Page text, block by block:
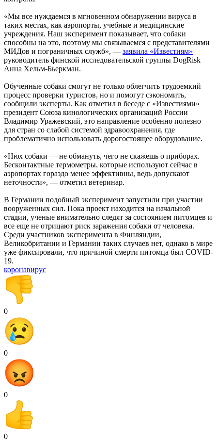
«Мы все нуждаемся в мгновенном обнаружении вируса в
таких местах, как аэропорты, учебные и медицинские
учреждения. Наш эксперимент показывает, что собаки
способны на это, поэтому мы связываемся с представителями
МИДов и пограничных служб», — заявила «Известиям»
руководитель финской исследовательской группы DogRisk
Анна Хельм-Бьеркман.
Обученные собаки смогут не только облегчить трудоемкий
процесс проверки туристов, но и помогут сэкономить,
сообщили эксперты. Как отметил в беседе с «Известиями»
президент Союза кинологических организаций России
Владимир Уражевский, это направление особенно полезно
для стран со слабой системой здравоохранения, где
проблематично использовать дорогостоящее оборудование.
«Нюх собаки — не обмануть, чего не скажешь о приборах.
Бесконтактные термометры, которые используют сейчас в
аэропортах гораздо менее эффективны, ведь допускают
неточности», — отметил ветеринар.
В Германии подобный эксперимент запустили при участии
вооруженных сил. Пока проект находится на начальной
стадии, ученые внимательно следят за состоянием питомцев и
все еще не отрицают риск заражения собаки от человека.
Среди участников эксперимента в Финляндии,
Великобритании и Германии таких случаев нет, однако в мире
уже фиксировали, что причиной смерти питомца был COVID-
19.
коронавирус
0
0
0
0